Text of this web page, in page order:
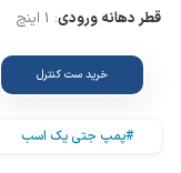
قطر دهانه ورودی: 1 اینچ
خرید ست کنترل
#پمپ جتی یک اسب